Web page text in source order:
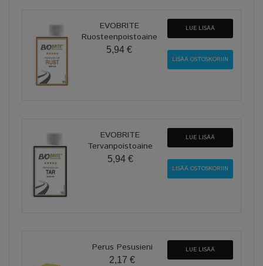
EVOBRITE
Ruosteenpoistoaine
5,94 €
LUE LISÄÄ
EVOBRITE
Tervanpoistoaine
5,94 €
LUE LISÄÄ
Perus Pesusieni
2,17 €
LUE LISÄÄ